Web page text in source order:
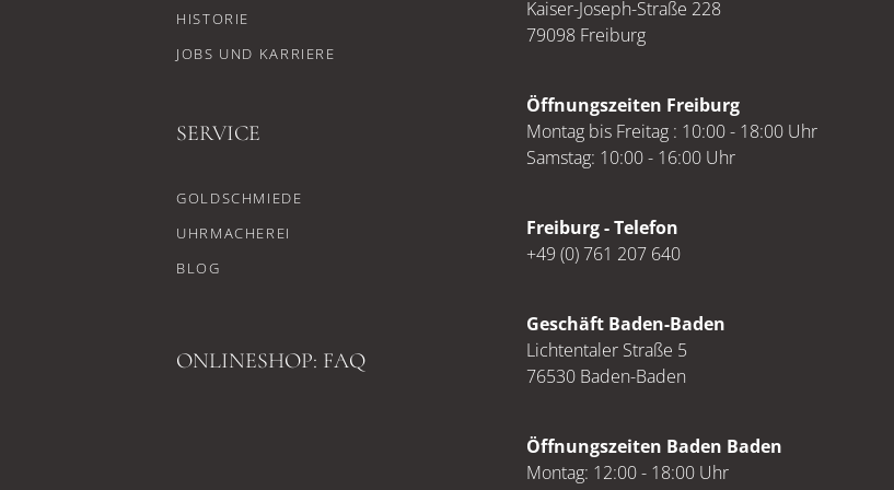
HISTORIE
JOBS UND KARRIERE
SERVICE
GOLDSCHMIEDE
UHRMACHEREI
BLOG
ONLINESHOP: FAQ
Kaiser-Joseph-Straße 228
79098 Freiburg
Öffnungszeiten Freiburg
Montag bis Freitag : 10:00 - 18:00 Uhr
Samstag: 10:00 - 16:00 Uhr
Freiburg - Telefon
+49 (0) 761 207 640
Geschäft Baden-Baden
Lichtentaler Straße 5
76530 Baden-Baden
Öffnungszeiten Baden Baden
Montag: 12:00 - 18:00 Uhr